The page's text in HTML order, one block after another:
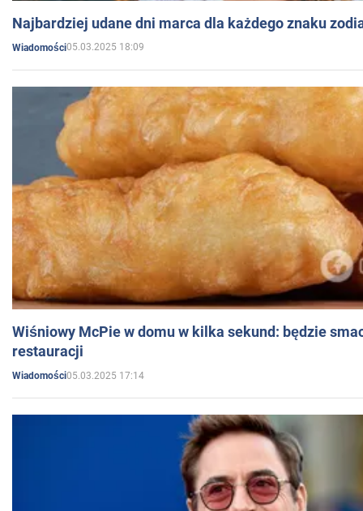
Najbardziej udane dni marca dla każdego znaku
Wiadomości05.03.2025 18:09
Wiśniowy McPie w domu w kilka sekund: będzie
restauracji
Wiadomości05.03.2025 17:14